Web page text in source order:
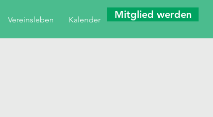
Vereinsleben Kalender Mitglied werden